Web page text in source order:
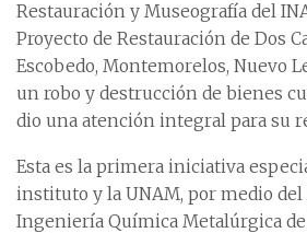
Restauración y Museografía del
Proyecto de Restauración de Dos
Escobedo, Montemorelos, Nuevo
un robo y destrucción de bienes
dio una atención integral para su
Esta es la primera iniciativa
instituto y la UNAM, por medio
Ingeniería Química Metalúrgica de